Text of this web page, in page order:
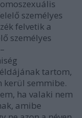
személyes
felvetik a
személyes
tartom,
kerül semmibe.
ha valaki nem
amibe